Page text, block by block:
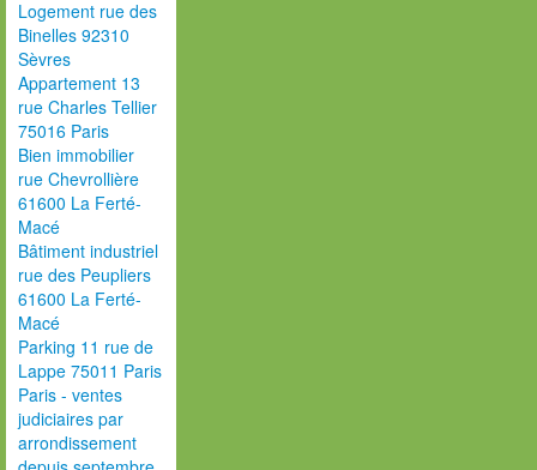
Logement rue des
Binelles 92310
Sèvres
Appartement 13
rue Charles Tellier
75016 Paris
Bien immobilier
rue Chevrollière
61600 La Ferté-
Macé
Bâtiment industriel
rue des Peupliers
61600 La Ferté-
Macé
Parking 11 rue de
Lappe 75011 Paris
Paris - ventes
judiciaires par
arrondissement